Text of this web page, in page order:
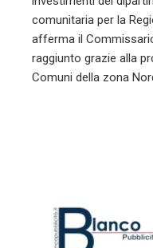
comunitaria per la
afferma il
raggiunto grazie alla
Comuni della zona